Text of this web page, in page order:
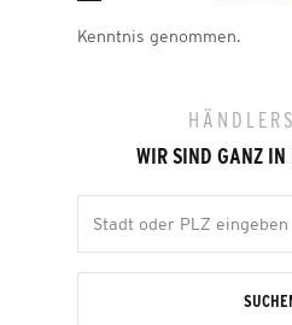
Kenntnis genommen.
WIR SIND GANZ